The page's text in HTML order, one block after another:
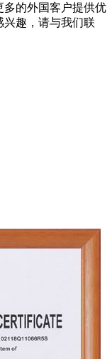
多的外国客户提供优
兴趣，请与我们联